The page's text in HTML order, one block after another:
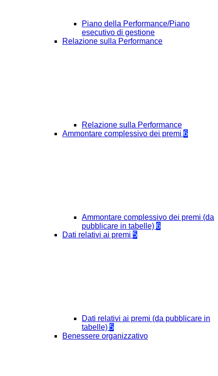
Piano della Performance/Piano
esecutivo di gestione
Relazione sulla Performance
Relazione sulla Performance
Ammontare complessivo dei premi 6
Ammontare complessivo dei premi (da
pubblicare in tabelle) 6
Dati relativi ai premi 5
Dati relativi ai premi (da pubblicare in
tabelle) 5
Benessere organizzativo